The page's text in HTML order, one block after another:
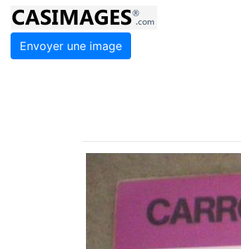
Envoyer une image